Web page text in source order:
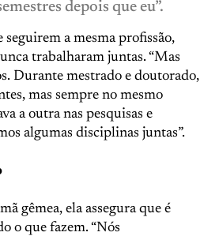
depois que eu”.
seguirem a mesma profissão,
trabalharam juntas. “Mas
Durante mestrado e doutorado,
mas sempre no mesmo
a outra nas pesquisas e
algumas disciplinas juntas”.
gêmea, ela assegura que é
o que fazem. “Nós